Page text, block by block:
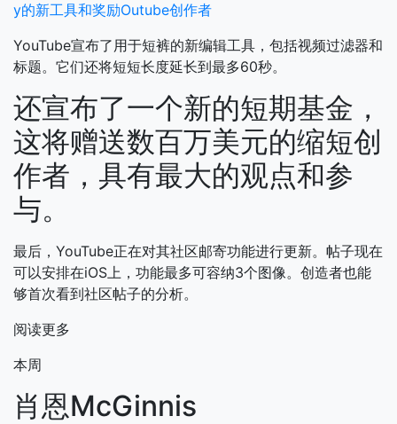
y的新工具和奖励Outube创作者
YouTube宣布了用于短裤的新编辑工具，包括视频过滤器和
标题。它们还将短短长度延长到最多60秒。
还宣布了一个新的短期基金，
这将赠送数百万美元的缩短创
作者，具有最大的观点和参
与。
最后，YouTube正在对其社区邮寄功能进行更新。帖子现在
可以安排在iOS上，功能最多可容纳3个图像。创造者也能
够首次看到社区帖子的分析。
阅读更多
本周
肖恩McGinnis